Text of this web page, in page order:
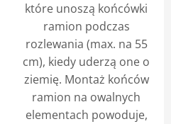
które unoszą końcówki
ramion podczas
rozlewania (max. na 55
cm), kiedy uderzą one o
ziemię. Montaż końców
ramion na owalnych
elementach powoduje,